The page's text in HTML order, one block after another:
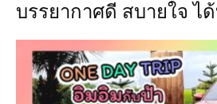
บรรยากาศดี สบายใจ ไ